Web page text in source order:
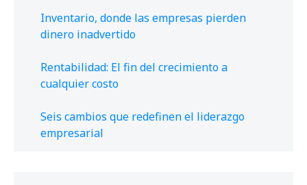
Inventario, donde las empresas pierden
dinero inadvertido
Rentabilidad: El fin del crecimiento a
cualquier costo
Seis cambios que redefinen el liderazgo
empresarial